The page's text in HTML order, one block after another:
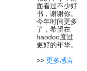
面看过不少好
书，谢谢你。
今年时间更多
了，希望在
haodoo度过
更好的年华。
>> 更多感言